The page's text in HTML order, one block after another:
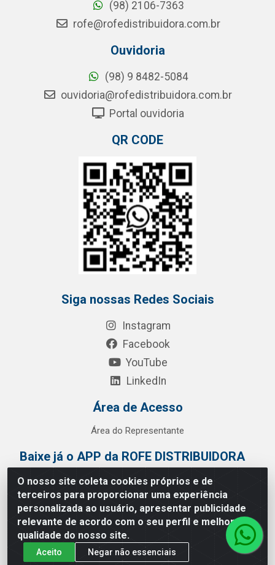
O nosso site coleta cookies próprios e de
terceiros para proporcionar uma experiência
personalizada ao usuário, apresentar publicidade
relevante de acordo com o seu perfil e melhorar a
qualidade do nosso site.
Aceito Negar não essenciais
(98) 2106-7363
rofe@rofedistribuidora.com.br
Ouvidoria
(98) 9 8482-5084
ouvidoria@rofedistribuidora.com.br
Portal ouvidoria
QR CODE
Siga nossas Redes Sociais
Instagram
Facebook
YouTube
LinkedIn
Área de Acesso
Área do Representante
Baixe já o APP da ROFE DISTRIBUIDORA